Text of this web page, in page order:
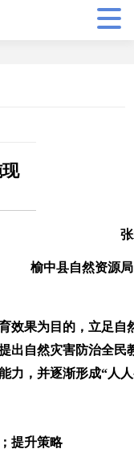
榆中县自然资源
效果为目的，立足
出自然灾害防治全
力，并逐渐形成“人
提升策略